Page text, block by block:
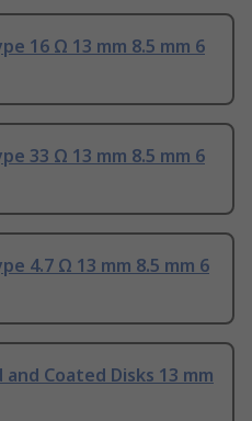
16 Ω 13 mm 8.5 mm 6
33 Ω 13 mm 8.5 mm 6
4.7 Ω 13 mm 8.5 mm 6
Coated Disks 13 mm